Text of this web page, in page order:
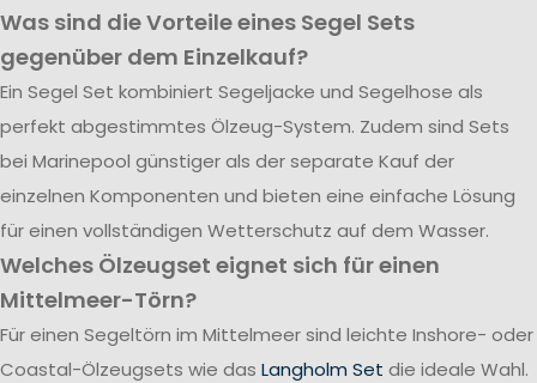
Was sind die Vorteile eines Segel Sets
gegenüber dem Einzelkauf?
Ein Segel Set kombiniert Segeljacke und Segelhose als
perfekt abgestimmtes Ölzeug-System. Zudem sind Sets
bei Marinepool günstiger als der separate Kauf der
einzelnen Komponenten und bieten eine einfache Lösung
für einen vollständigen Wetterschutz auf dem Wasser.
Welches Ölzeugset eignet sich für einen
Mittelmeer-Törn?
Für einen Segeltörn im Mittelmeer sind leichte Inshore- oder
Coastal-Ölzeugsets wie das Langholm Set die ideale Wahl.